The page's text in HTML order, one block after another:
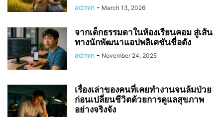
admin - March 13, 2026
จากเด็กธรรมดาในห้องเรียนคอม สู่เส้น
ทางนักพัฒนาแอปพลิเคชันชื่อดัง
admin - November 24, 2025
เรื่องเล่าของคนที่เคยทำงานจนล้มป่วย
ก่อนเปลี่ยนชีวิตด้วยการดูแลสุขภาพ
อย่างจริงจัง